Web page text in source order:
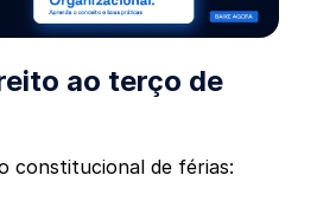
ao terço de
constitucional de férias: